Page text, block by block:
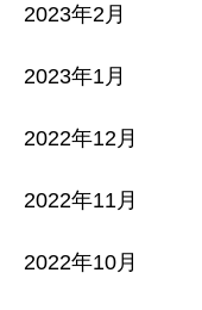
2023年2月
2023年1月
2022年12月
2022年11月
2022年10月